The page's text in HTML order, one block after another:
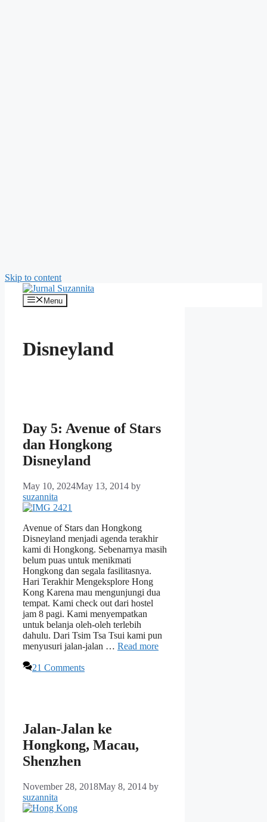
Skip to content
Menu
Disneyland
Day 5: Avenue of Stars
dan Hongkong
Disneyland
May 10, 2024May 13, 2014 by
suzannita
Avenue of Stars dan Hongkong
Disneyland menjadi agenda terakhir
kami di Hongkong. Sebenarnya masih
belum puas untuk menikmati
Hongkong dan segala fasilitasnya.
Hari Terakhir Mengeksplore Hong
Kong Karena mau mengunjungi dua
tempat. Kami check out dari hostel
jam 8 pagi. Kami menyempatkan
untuk belanja oleh-oleh terlebih
dahulu. Dari Tsim Tsa Tsui kami pun
menyusuri jalan-jalan … Read more
21 Comments
Jalan-Jalan ke
Hongkong, Macau,
Shenzhen
November 28, 2018May 8, 2014 by
suzannita